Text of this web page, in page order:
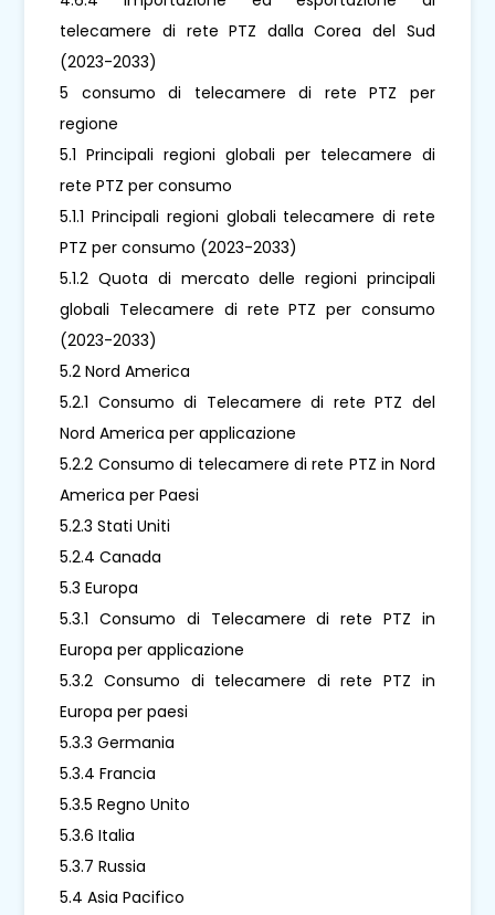
telecamere di rete PTZ dalla Corea del Sud
(2023-2033)
5 consumo di telecamere di rete PTZ per
regione
5.1 Principali regioni globali per telecamere di
rete PTZ per consumo
5.1.1 Principali regioni globali telecamere di rete
PTZ per consumo (2023-2033)
5.1.2 Quota di mercato delle regioni principali
globali Telecamere di rete PTZ per consumo
(2023-2033)
5.2 Nord America
5.2.1 Consumo di Telecamere di rete PTZ del
Nord America per applicazione
5.2.2 Consumo di telecamere di rete PTZ in Nord
America per Paesi
5.2.3 Stati Uniti
5.2.4 Canada
5.3 Europa
5.3.1 Consumo di Telecamere di rete PTZ in
Europa per applicazione
5.3.2 Consumo di telecamere di rete PTZ in
Europa per paesi
5.3.3 Germania
5.3.4 Francia
5.3.5 Regno Unito
5.3.6 Italia
5.3.7 Russia
5.4 Asia Pacifico